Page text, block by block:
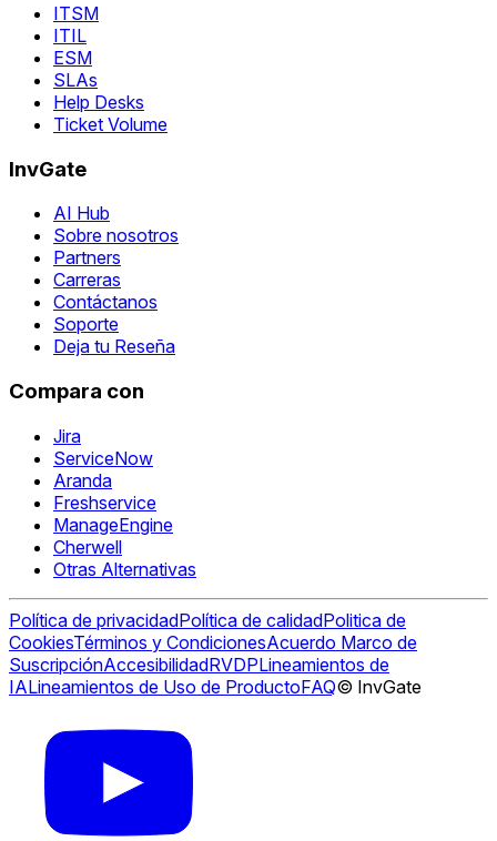
ITSM
ITIL
ESM
SLAs
Help Desks
Ticket Volume
InvGate
AI Hub
Sobre nosotros
Partners
Carreras
Contáctanos
Soporte
Deja tu Reseña
Compara con
Jira
ServiceNow
Aranda
Freshservice
ManageEngine
Cherwell
Otras Alternativas
Política de privacidadPolítica de calidadPolitica de
CookiesTérminos y CondicionesAcuerdo Marco de
SuscripciónAccesibilidadRVDPLineamientos de
IALineamientos de Uso de ProductoFAQ© InvGate